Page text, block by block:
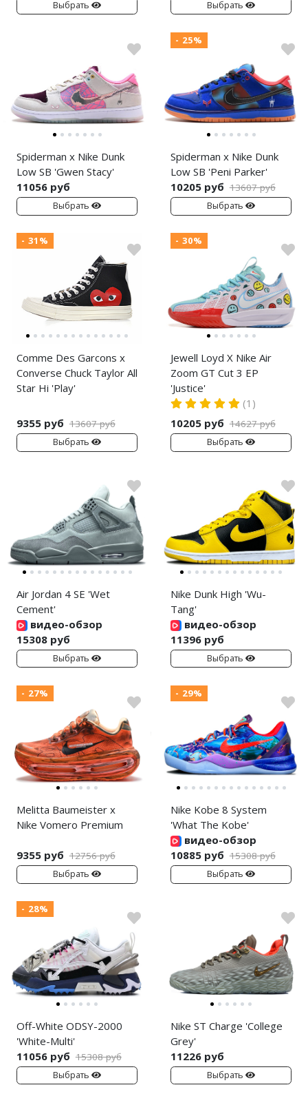
Выбрать Выбрать
Spiderman x Nike Dunk
Low SB 'Gwen Stacy'
11056 руб
Выбрать
- 25%
Spiderman x Nike Dunk
Low SB 'Peni Parker'
10205 руб 13607 руб
Выбрать
- 31%
Comme Des Garcons x
Converse Chuck Taylor All
Star Hi 'Play'
9355 руб 13607 руб
Выбрать
- 30%
Jewell Loyd X Nike Air
Zoom GT Cut 3 EP
'Justice'
(1)
10205 руб 14627 руб
Выбрать
Air Jordan 4 SE 'Wet
Cement'
видео-обзор
15308 руб
Выбрать
Nike Dunk High 'Wu-
Tang'
видео-обзор
11396 руб
Выбрать
- 27%
Melitta Baumeister x
Nike Vomero Premium
9355 руб 12756 руб
Выбрать
- 29%
Nike Kobe 8 System
'What The Kobe'
видео-обзор
10885 руб 15308 руб
Выбрать
- 28%
Off-White ODSY-2000
'White-Multi'
11056 руб 15308 руб
Выбрать
Nike ST Charge 'College
Grey'
11226 руб
Выбрать